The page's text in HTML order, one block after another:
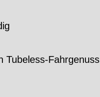
Tubeless-Fahrgenuss